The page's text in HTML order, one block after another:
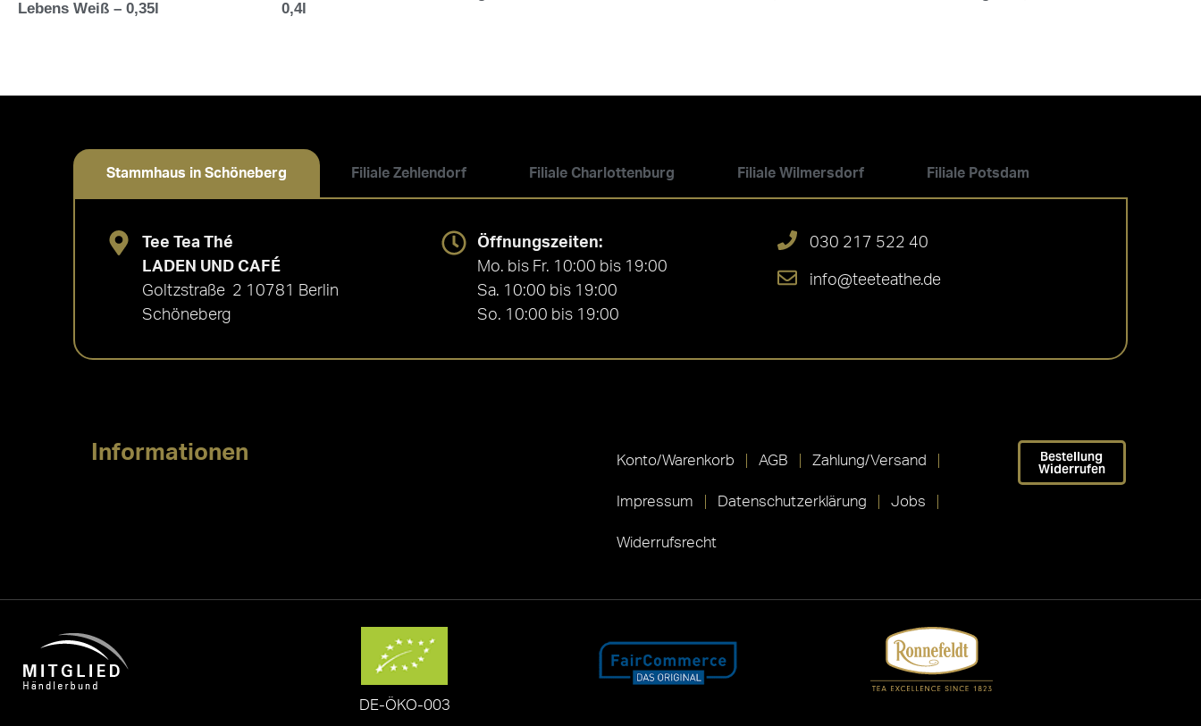
Lebens Weiß – 0,35l
0,4l
Stammhaus in Schöneberg Filiale Zehlendorf Filiale Charlottenburg Filiale Wilmersdorf Filiale Potsdam
Tee Tea Thé
LADEN UND CAFÉ
Goltzstraße 2 10781 Berlin
Schöneberg
Öffnungszeiten:
Mo. bis Fr. 10:00 bis 19:00
Sa. 10:00 bis 19:00
So. 10:00 bis 19:00
030 217 522 40
info@teeteathe.de
Informationen Konto/Warenkorb AGB Zahlung/Versand
Impressum Datenschutzerklärung Jobs
Widerrufsrecht
Bestellung
Widerrufen
DE-ÖKO-003